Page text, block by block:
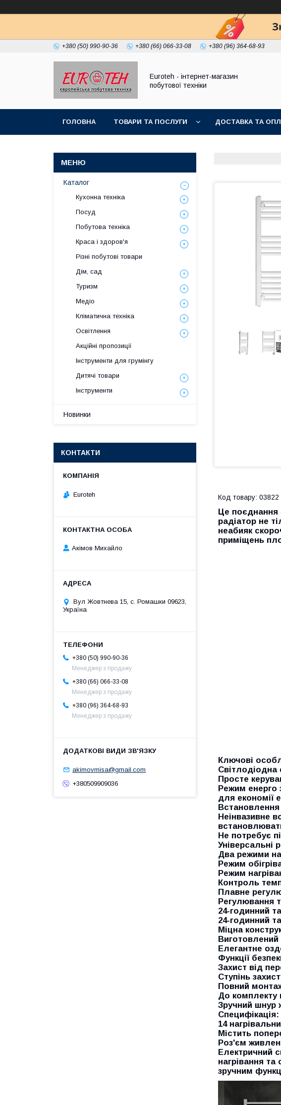
+380 (50) 990-90-36 +380 (66) 066-33-08 +380 (96) 364-68-93
Euroteh - інтернет-магазин
побутової техніки
ГОЛОВНА ТОВАРИ ТА ПОСЛУГИ ДОСТАВКА ТА
Код товару: 03822
Це поєднання
радіатор не
неабияк
приміщень
Ключові
Світлодіодна
Просте
Режим
для економії
Неінвазивне
Не потребує
Універсальні
Два режими
Режим
Режим
Контроль
Плавне
Регулювання
24-годинний
24-годинний
Міцна
Виготовлений
Елегантне
Функції
Захист від
Ступінь
Повний
До комплекту
Зручний шнур
Специфікація:
14
Містить
Роз'єм
Електричний
нагрівання та
зручним
Каталог
Кухонна техніка
Посуд
Побутова техніка
Краса і здоров'я
Різні побутові товари
Дім, сад
Туризм
Медіо
Кліматична техніка
Освітлення
Акційні пропозиції
Інструменти для грумінгу
Дитячі товари
Інструменти
Новинки
КОНТАКТИ
Euroteh
Акімов Михайло
Вул Жовтнева 15, с. Ромашки 09623,
Україна
+380 (50) 990-90-36
Менеджер з продажу
+380 (66) 066-33-08
Менеджер з продажу
+380 (96) 364-68-93
Менеджер з продажу
akimovmisa@gmail.com
+380509909036